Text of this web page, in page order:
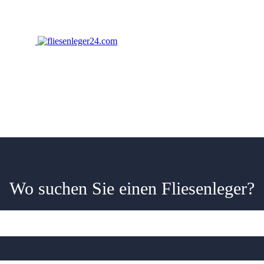
Wo suchen Sie einen Fliesenleger?